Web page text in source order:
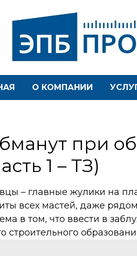
О КОМПАНИИ
при
1 – ТЗ)
– главные жулики на
всех мастей, даже рядом
в том, что ввести в
строительного